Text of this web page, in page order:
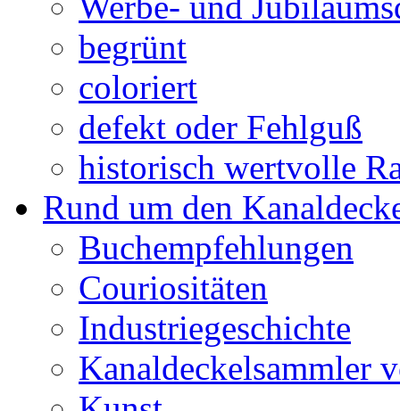
begrünt
coloriert
defekt oder Fehlguß
historisch wertvolle
Rund um den
Buchempfehlungen
Couriositäten
Industriegeschichte
Kanaldeckelsammler